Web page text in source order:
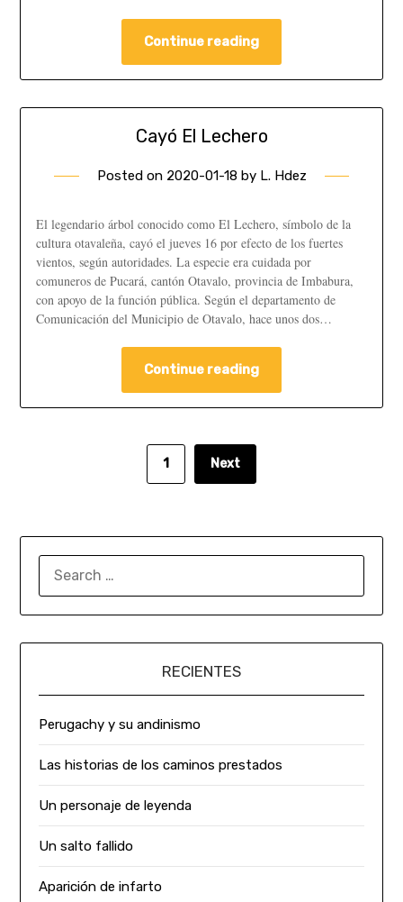
Continue reading
Cayó El Lechero
Posted on 2020-01-18 by L. Hdez
El legendario árbol conocido como El Lechero, símbolo de la
cultura otavaleña, cayó el jueves 16 por efecto de los fuertes
vientos, según autoridades. La especie era cuidada por
comuneros de Pucará, cantón Otavalo, provincia de Imbabura,
con apoyo de la función pública. Según el departamento de
Comunicación del Municipio de Otavalo, hace unos dos…
Continue reading
1 Next
RECIENTES
Perugachy y su andinismo
Las historias de los caminos prestados
Un personaje de leyenda
Un salto fallido
Aparición de infarto